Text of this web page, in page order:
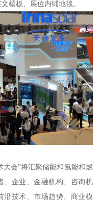
楣板、展位内铺地毯。
大会”将汇聚储能和氢能和燃
、企业、金融机构、咨询机
沿技术、市场趋势、商业模